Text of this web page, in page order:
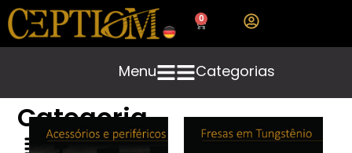
0
Menu Categorias
Categoria